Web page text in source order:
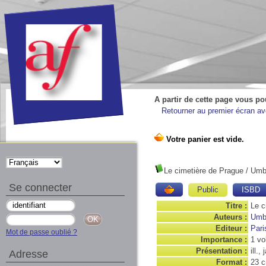
A partir de cette page vous
Retourner au premier écran
Le cimetière de Prague /
Public
ISBD
Titre : Le
Auteurs :
Editeur :
Importance : 1
Présentation : ill.,
Format : 23
Se connecter
Mot de passe oublié ?
Adresse